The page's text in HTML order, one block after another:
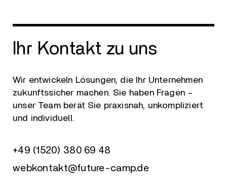
Ihr Kontakt zu uns
Wir entwickeln Lösungen, die Ihr Unternehmen
zukunftssicher machen. Sie haben Fragen –
unser Team berät Sie praxisnah, unkompliziert
und individuell.
+49 (1520) 380 69 48
webkontakt@future-camp.de